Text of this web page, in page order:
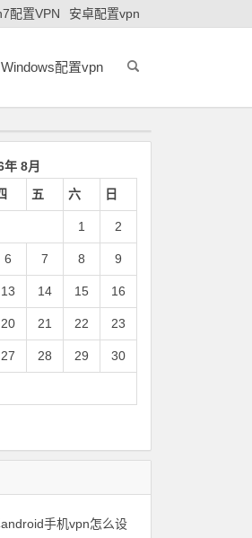
配置VPN 安卓配置vpn
Windows配置vpn
年 8月
五 六 日
1 2
6 7 8 9
13 14 15 16
20 21 22 23
27 28 29 30
手机vpn怎么设